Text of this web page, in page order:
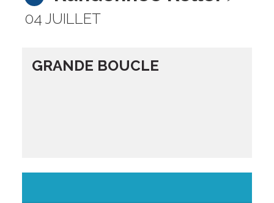
04 JUILLET
GRANDE BOUCLE